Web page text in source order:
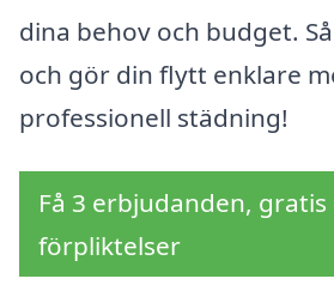
dina behov och budget.
och gör din flytt enklare
professionell städning!
Få 3 erbjudanden,
förpliktelser